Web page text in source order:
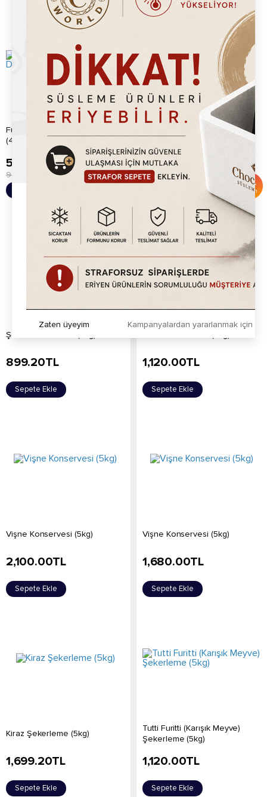
Furisan Çilek Parçacıklı Dolgu
(4kg)
%41
529.20 TL
900.00
Kestane Şekeri 1kg
%34
İndirim
795.20
1,200.00TL
Şeftali Konservesi (5kg)
899.20TL
Sepete Ekle
1,120.00TL
Sepete Ekle
Vişne Konservesi (5kg)
2,100.00TL
Sepete Ekle
Vişne Konservesi (5kg)
1,680.00TL
Sepete Ekle
Kiraz Şekerleme (5kg)
1,699.20TL
Sepete Ekle
Tutti Furitti (Karışık Meyve)
Şekerleme (5kg)
1,120.00TL
Sepete Ekle
Kampanyalardan yararlanmak için
Zaten üyeyim